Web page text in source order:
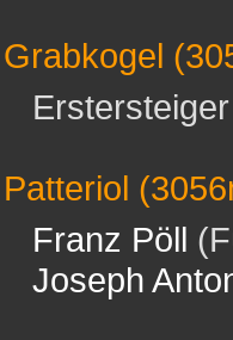
Grabkogel
Patteriol
Franz Pöll
Joseph